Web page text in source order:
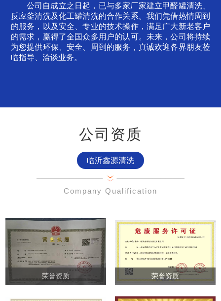
公司自成立之日起，已与多家厂家建立甲醛罐清洗、
反应釜清洗及化工罐清洗的合作关系。我们凭借热情周到
的服务，以及安全、专业的技术操作，满足广大新老客户
的需求，赢得了全国众多用户的认可。未来，公司将持续
为您提供环保、安全、周到的服务，真诚欢迎各界朋友莅
临指导、洽谈业务。
公司资质
临沂鑫源清洗
Company Qualification
荣誉资质 荣誉资质